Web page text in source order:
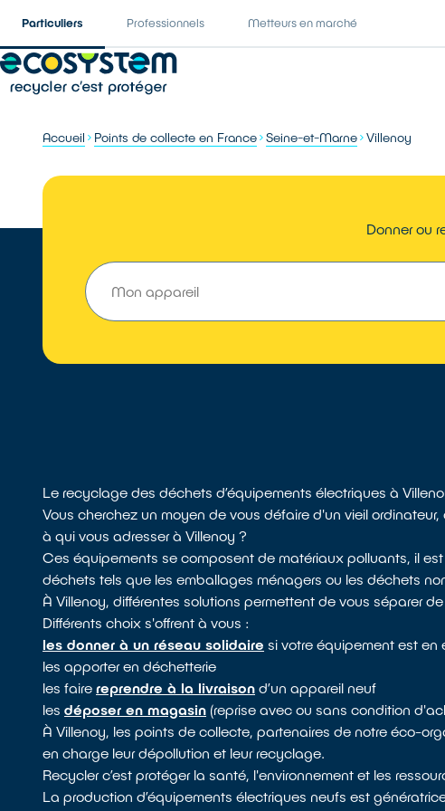
Particuliers Professionnels Metteurs en marché
Accueil Points de collecte en France Seine-et-Marne Villenoy
Donner ou
Le recyclage des déchets d’équipements électriques à
Vous cherchez un moyen de vous défaire d'un vieil
à qui vous adresser à Villenoy ?
Ces équipements se composent de matériaux polluants, il
déchets tels que les emballages ménagers ou les déchets
À Villenoy, différentes solutions permettent de vous séparer
Différents choix s'offrent à vous :
les donner à un réseau solidaire si votre équipement est
les apporter en déchetterie
les fairereprendre à la livraison d’un appareil neuf
lesdéposer en magasin (reprise avec ou sans condition
À Villenoy, les points de collecte, partenaires de notre éco-
en charge leur dépollution et leur recyclage.
Recycler c’est protéger la santé, l'environnement et les
La production d’équipements électriques neufs est